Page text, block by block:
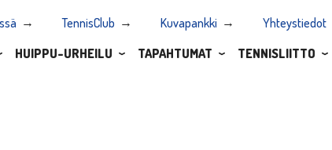
TennisClub Kuvapankki Yhteystiedot
HUIPPU-URHEILU TAPAHTUMAT TENNISLIITTO